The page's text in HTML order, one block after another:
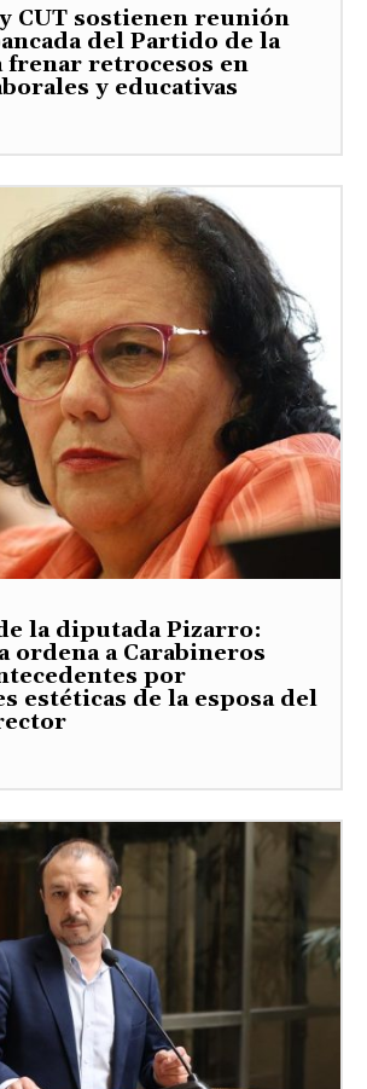
y CUT sostienen reunión
del Partido de la
frenar retrocesos en
y educativas
la diputada Pizarro:
ordena a Carabineros
por
estéticas de la esposa del